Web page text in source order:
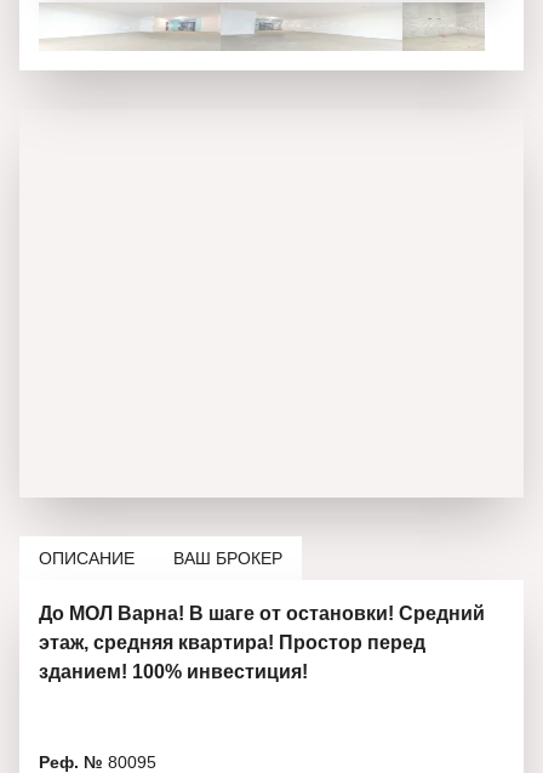
ОПИСАНИЕ ВАШ БРОКЕР
До МОЛ Варна! В шаге от остановки! Средний
этаж, средняя квартира! Простор перед
зданием! 100% инвестиция!
Реф. № 80095